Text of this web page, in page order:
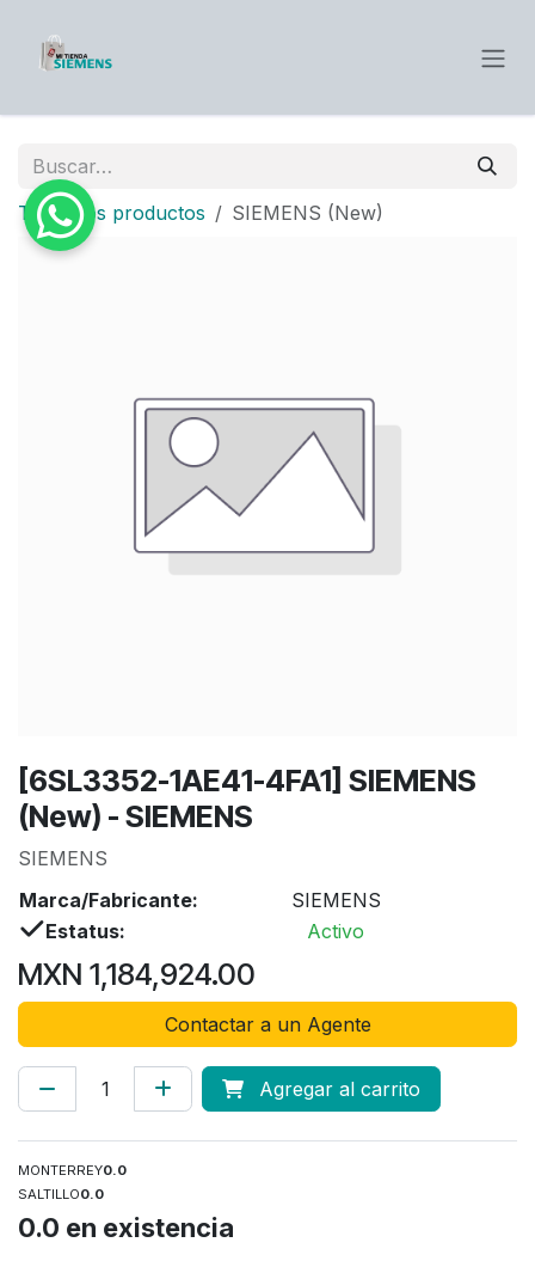
Todos los productos SIEMENS (New)
[6SL3352-1AE41-4FA1] SIEMENS
(New) - SIEMENS
SIEMENS
Marca/Fabricante:
SIEMENS
Estatus:
Activo
MXN 1,184,924.00
Contactar a un Agente
Agregar al carrito
MONTERREY0.0
SALTILLO0.0
0.0 en existencia